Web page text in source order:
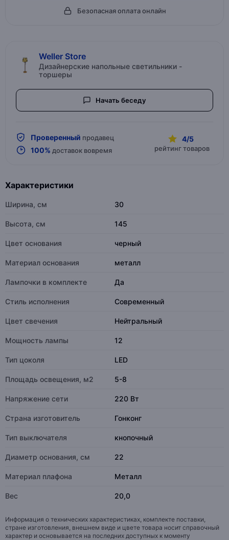
Безопасная оплата онлайн
Weller Store
Дизайнерские напольные светильники -
торшеры
Начать беседу
Проверенный продавец
100% доставок вовремя
4/5
рейтинг товаров
Характеристики
Ширина, см 30
Высота, см 145
Цвет основания черный
Материал основания металл
Лампочки в комплекте Да
Стиль исполнения Современный
Цвет свечения Нейтральный
Мощность лампы 12
Тип цоколя LED
Площадь освещения, м2 5-8
Напряжение сети 220 Вт
Страна изготовитель Гонконг
Тип выключателя кнопочный
Диаметр основания, см 22
Материал плафона Металл
Вес 20,0
Информация о технических характеристиках, комплекте поставки,
стране изготовления, внешнем виде и цвете товара носит справочный
характер и основывается на последних доступных к моменту